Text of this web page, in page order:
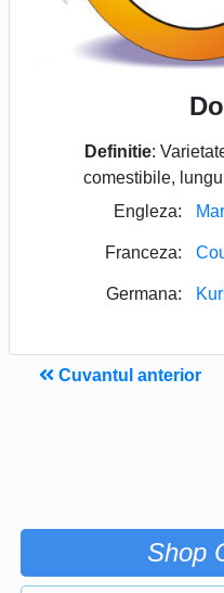
Definitie:
comestibile,
Engleza:
Franceza:
Germana:
Cuvantul anterior
Shop